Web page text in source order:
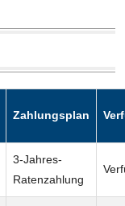
Zahlungsplan
3-Jahres-
Ratenzahlung